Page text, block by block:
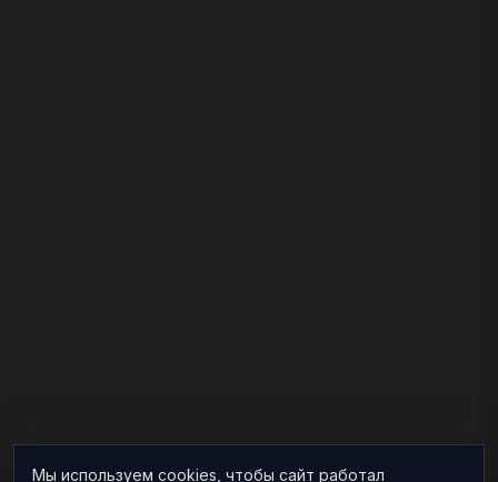
Мы используем cookies, чтобы сайт работал